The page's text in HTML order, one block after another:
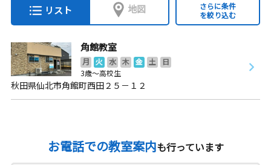
リスト 地図
さらに条件
を絞り込む
角館教室
月 火 水 木 金 土
日
3歳～高校生
秋田県仙北市角館町西田２５－１２
お電話での教室案内も行っています